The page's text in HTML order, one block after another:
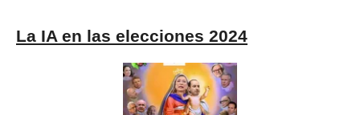
La IA en las elecciones 2024